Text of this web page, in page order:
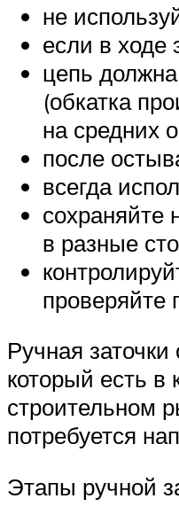
не
если в ходе
цепь
(обкатка
на средних
после
всегда
сохраняйте
в разные
проверяйте
Ручная
который есть в
строительном
потребуется
Этапы ручной